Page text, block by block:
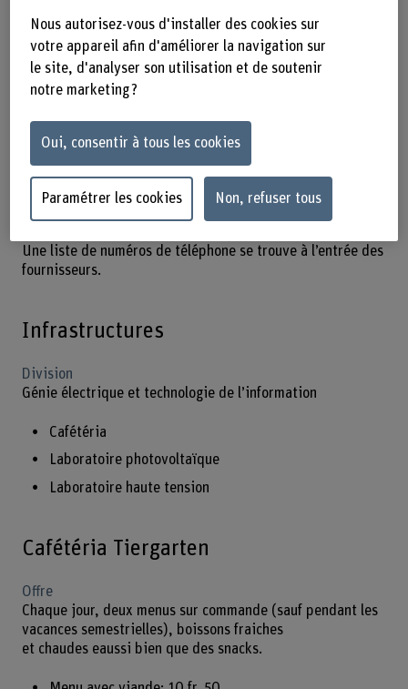
Berthoud Zeughaus
Accès en voiture
En voiture, vous atteignez Berthoud en passant par
Des places de stationnement payantes sont disponibles au
Jlcoweg 1 (distributeur de tickets).
Livraison
Une liste de numéros de téléphone se trouve à l’entrée des
fournisseurs.
Infrastructures
Division
Génie électrique et technologie de l’information
Cafétéria
Laboratoire photovoltaïque
Laboratoire haute tension
Cafétéria Tiergarten
Offre
Chaque jour, deux menus sur commande (sauf pendant les
vacances semestrielles), boissons fraiches
et chaudes eaussi bien que des snacks.
Nous autorisez-vous d'installer des cookies sur
votre appareil afin d'améliorer la navigation sur
le site, d'analyser son utilisation et de soutenir
notre marketing ?
Oui, consentir à tous les cookies
Paramétrer les cookies Non, refuser tous